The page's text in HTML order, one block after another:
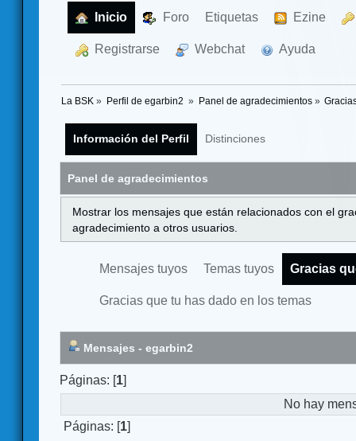
Inicio Foro Etiquetas Ezine
Registrarse Webchat Ayuda
La BSK » Perfil de egarbin2 » Panel de agradecimientos»
Información del Perfil Distinciones
Panel de agradecimientos
Mostrar los mensajes que están relacionados con el
agradecimiento a otros usuarios.
Mensajes tuyos Temas tuyos Gracias
Gracias que tu has dado en los temas
Mensajes - egarbin2
Páginas: [1]
No hay
Páginas: [1]